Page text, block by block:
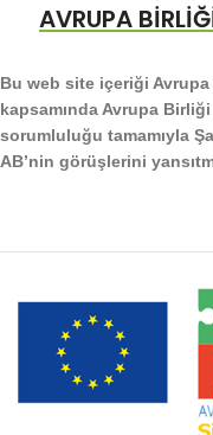
AVRUPA
Bu web site içeriği
kapsamında Avrupa
sorumluluğu tamamıyla
AB’nin görüşlerini